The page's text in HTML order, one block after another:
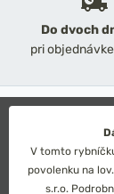
Do dvoch
pri
V tomto
povolenku na
s.r.o.